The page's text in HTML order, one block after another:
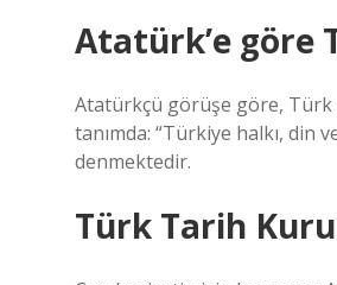
Atatürk’e göre
Atatürkçü görüşe göre, Türk
tanımda: “Türkiye halkı, din
denmektedir.
Türk Tarih